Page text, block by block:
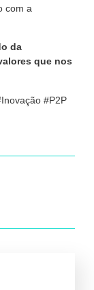
com a
da
que nos
#P2P